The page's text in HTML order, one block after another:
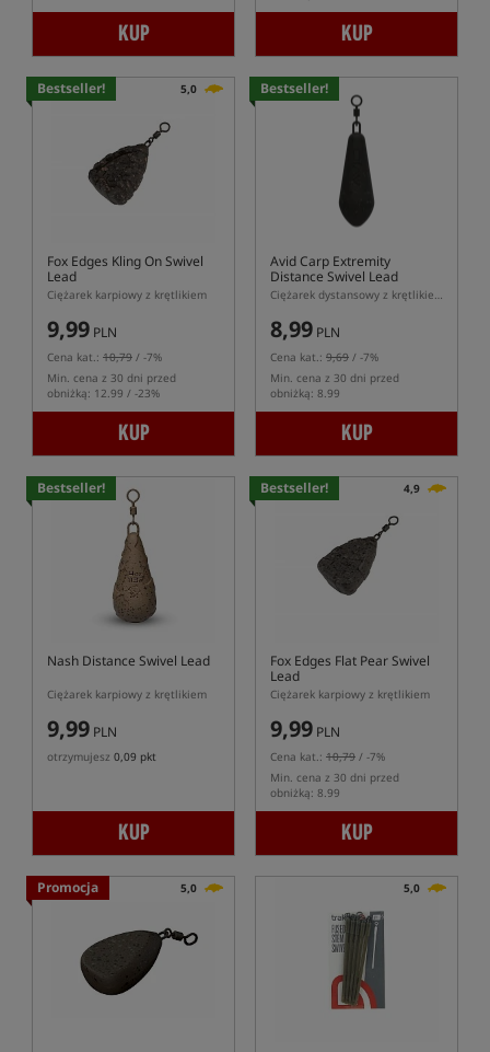
KUP KUP
Bestseller! 5,0
Fox Edges Kling On Swivel
Lead
Ciężarek karpiowy z krętlikiem
9,99 PLN
Cena kat.: 10,79 / -7%
Min. cena z 30 dni przed
obniżką: 12.99 / -23%
KUP
Bestseller!
Avid Carp Extremity
Distance Swivel Lead
Ciężarek dystansowy z krętlikiem Avid Carp Extremity
8,99 PLN
Cena kat.: 9,69 / -7%
Min. cena z 30 dni przed
obniżką: 8.99
KUP
Bestseller!
Nash Distance Swivel Lead
Ciężarek karpiowy z krętlikiem
9,99 PLN
otrzymujesz 0,09 pkt
KUP
Bestseller! 4,9
Fox Edges Flat Pear Swivel
Lead
Ciężarek karpiowy z krętlikiem
9,99 PLN
Cena kat.: 10,79 / -7%
Min. cena z 30 dni przed
obniżką: 8.99
KUP
Promocja 5,0 5,0